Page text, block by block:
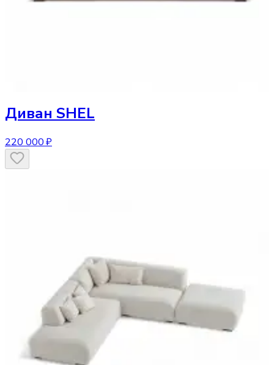
Диван SHEL
220 000 ₽